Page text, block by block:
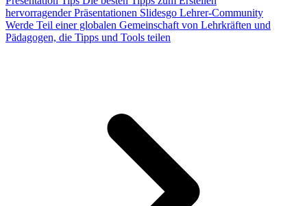
hervorragender Präsentationen Slidesgo Lehrer-Community
Werde Teil einer globalen Gemeinschaft von Lehrkräften und
Pädagogen, die Tipps und Tools teilen